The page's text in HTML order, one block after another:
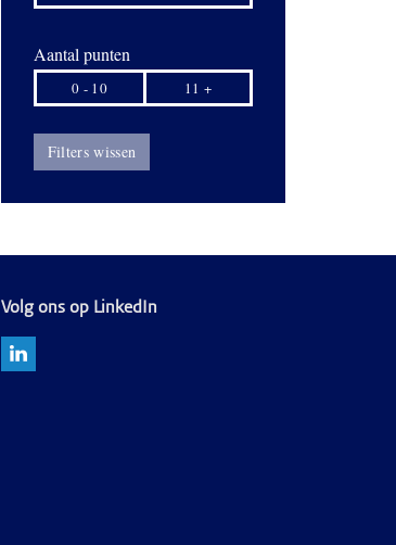
Aantal punten
0 - 10 11 +
Filters wissen
Volg ons op LinkedIn